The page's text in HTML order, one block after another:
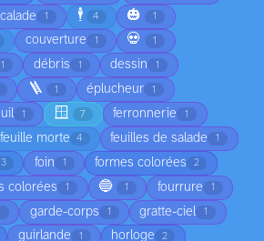
1 🕴️ 4 🎃 1
couverture 1 💀 1
1 débris 1 dessin 1
🪜 1 éplucheur 1
1 🪟 7 ferronnerie 1
feuille morte 4 feuilles de salade 1
3 foin 1 formes colorées 2
colorées 1 🔵 1 fourrure 1
garde-corps 1 gratte-ciel 1
guirlande 1 horloge 2